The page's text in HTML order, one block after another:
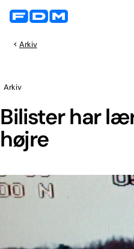
Arkiv
Bilister har
højre
Arkiv